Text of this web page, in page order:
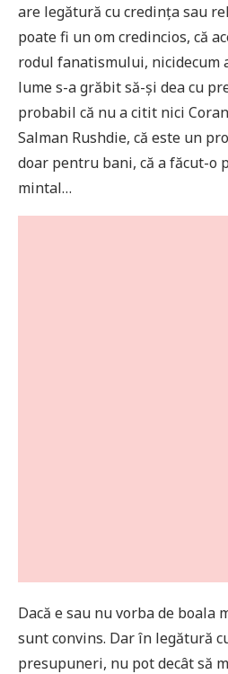
are legătură cu credința sau
poate fi un om credincios, că
rodul fanatismului, nicidecum
lume s-a grăbit să-și dea cu
probabil că nu a citit nici
Salman Rushdie, că este un
doar pentru bani, că a făcut-o
mintal…
Dacă e sau nu vorba de boala
sunt convins. Dar în legătură
presupuneri, nu pot decât să